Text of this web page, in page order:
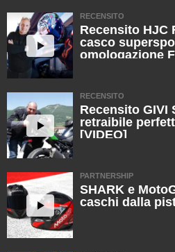
RECENSITO
Recensito HJC
casco
omologazione
RECENSITO
Recensito GIVI
retraibile
[VIDEO]
PARTNERSHIP
SHARK e
caschi dalla